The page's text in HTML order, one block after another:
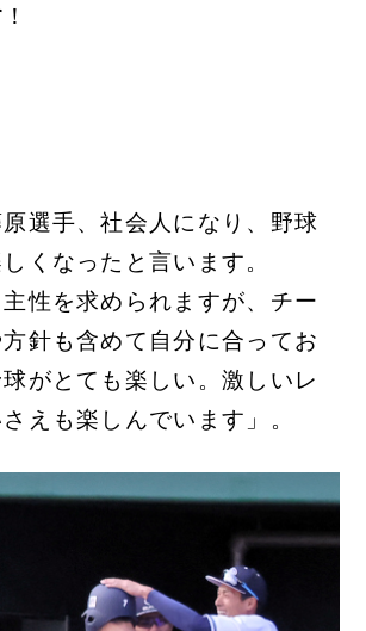
！
選手、社会人になり、野球
くなったと言います。
主性を求められますが、チー
針も含めて自分に合ってお
がとても楽しい。激しいレ
えも楽しんでいます」。